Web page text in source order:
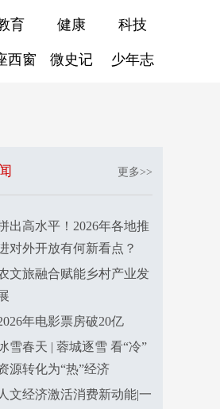
育 健康 科技
西窗 微史记 少年志
更多>>
出高水平！2026年各地推
对外开放有何新看点？
文旅融合赋能乡村产业发
年电影票房破20亿
雪春天 | 蓉城逐雪 看“冷”
源转化为“热”经济
人文经济激活消费新动能|一